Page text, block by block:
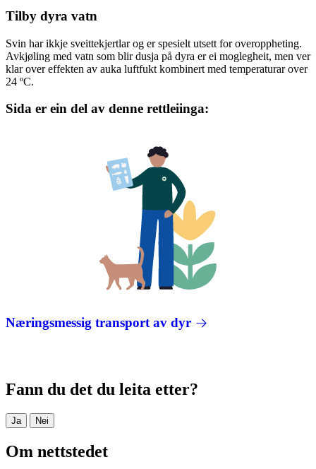
Tilby dyra vatn
Svin har ikkje sveittekjertlar og er spesielt utsett for overoppheting.
Avkjøling med vatn som blir dusja på dyra er ei moglegheit, men ver
klar over effekten av auka luftfukt kombinert med temperaturar over
24 ºC.
Sida er ein del av denne rettleiinga:
Næringsmessig transport av dyr
Fann du det du leita etter?
Ja Nei
Om nettstedet